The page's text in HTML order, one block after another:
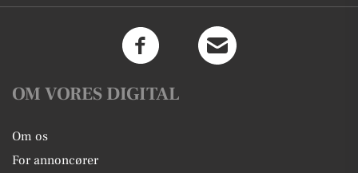
OM VORES DIGITAL
Om os
For annoncører